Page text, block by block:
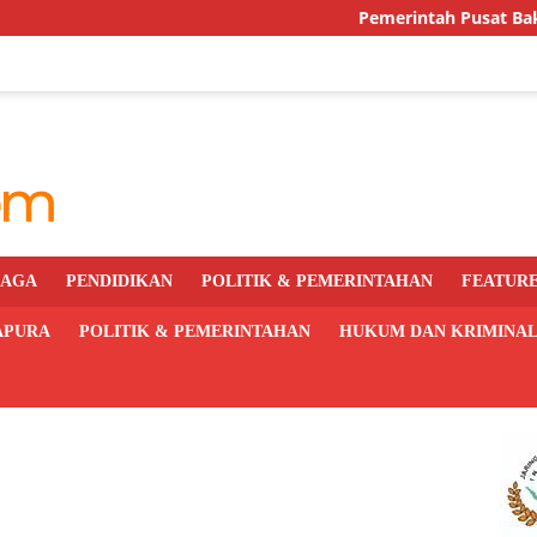
Pemerintah Pusat Bakal Libatkan
PENDIDIKAN POLITIK & PEMERINTAHAN
POLITIK & PEMERINTAHAN HUKUM DAN KRIMINAL